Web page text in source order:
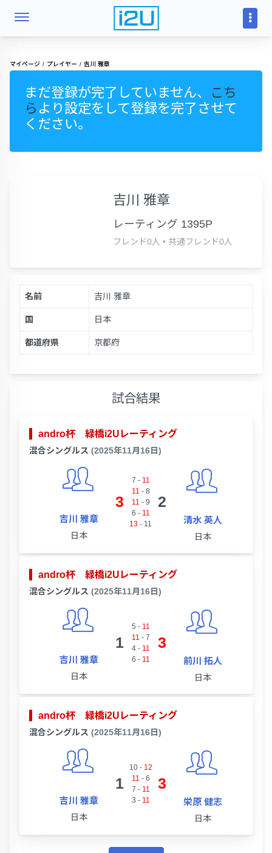
マイページ プレイヤー 吉川 雅章
まだ登録が完了していません、
こち
ら より設定をして登録を完了させて
ください。
吉川 雅章
レーティング 1395P
フレンド0人 • 共通フレンド0人
名前 吉川 雅章
国 日本
都道府県 京都府
試合結果
andro杯 緑橋i2Uレーティング
混合シングルス (2025年11月16日)
吉川 雅章
日本
3
7 - 11
11 - 8
11 - 9
6 - 11
13 - 11
2
清水 英人
日本
andro杯 緑橋i2Uレーティング
混合シングルス (2025年11月16日)
吉川 雅章
日本
1
5 - 11
11 - 7
4- 11
6 - 11
3
前川 拓人
日本
andro杯 緑橋i2Uレーティング
混合シングルス (2025年11月16日)
吉川 雅章
日本
1
10- 12
11 - 6
7 - 11
3 - 11
3
栄原 健志
日本